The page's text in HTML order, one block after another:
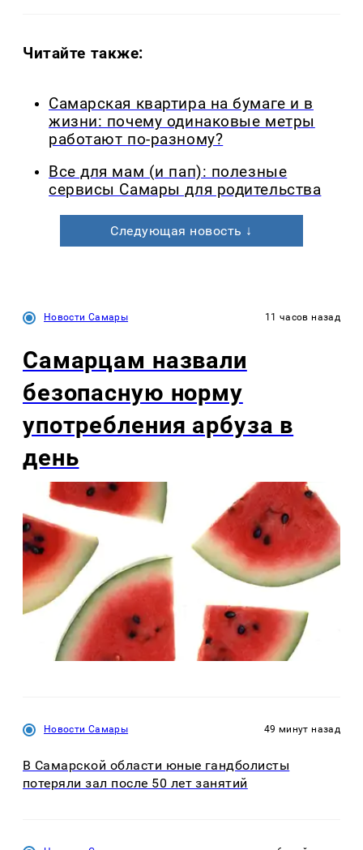
Читайте также:
Самарская квартира на бумаге и в
жизни: почему одинаковые метры
работают по-разному?
Все для мам (и пап): полезные
сервисы Самары для родительства
Следующая новость ↓
Новости Самары 11 часов назад
Самарцам назвали
безопасную норму
употребления арбуза в
день
Новости Самары 49 минут назад
В Самарской области юные гандболисты
потеряли зал после 50 лет занятий